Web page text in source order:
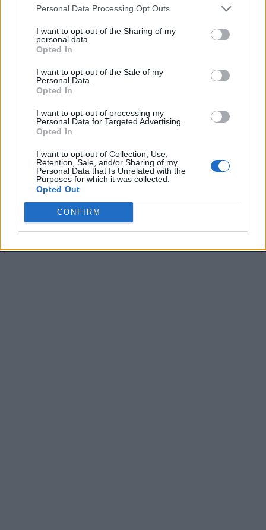
Personal Data Processing Opt Outs
I want to opt-out of the Sharing of my
personal data.
Opted In
I want to opt-out of the Sale of my
Personal Data.
Opted In
I want to opt-out of processing my
Personal Data for Targeted Advertising.
Opted In
I want to opt-out of Collection, Use,
Retention, Sale, and/or Sharing of my
Personal Data that Is Unrelated with the
Purposes for which it was collected.
Opted Out
CONFIRM
Il materiale (testo, foto e video) consultabile in questo portale è di nostra proprietà.
Alcune foto (screenshot) ed articoli presenti su "Milan Magazine" sono in parte giunti da
internet, in quanto arrivati alla nostra attenzione attraverso regolari comunicati stampa
con immagini e testi allegati ed autorizzati alla pubblicazione, e quindi valutati di
pubblicazione, non avranno che da segnalarlo alla redazione (indirizzo email:
redazione@napolimagazine.com), che provvederà prontamente alla rimozione.
"Milan Magazine" non è una testata giornalistica, ma un sito di informazione di
proprietà di Napoli Magazine, e non è in alcun modo collegato alla A.C. Milan, che ne
detiene tutti i marchi e diritti.